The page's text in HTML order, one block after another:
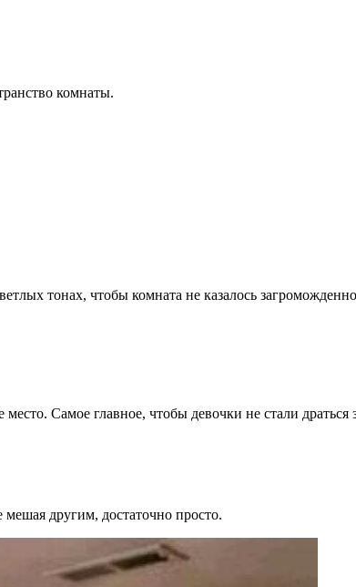
комнаты.
тонах, чтобы комната не казалось
Самое главное, чтобы девочки не стали
мешая другим, достаточно просто.